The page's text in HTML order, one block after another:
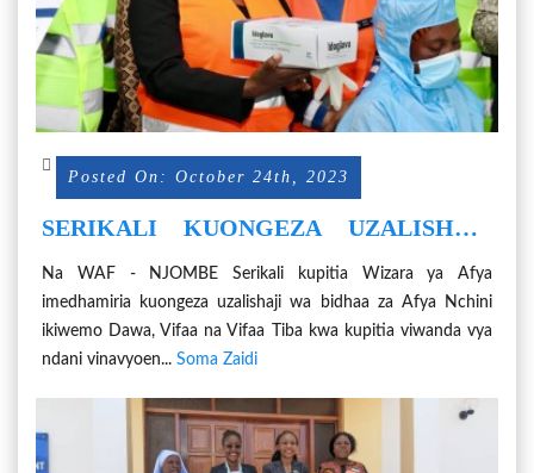
Posted On: October 24th, 2023
SERIKALI KUONGEZA UZALISHAJI
Na WAF - NJOMBE Serikali kupitia Wizara ya Afya
imedhamiria kuongeza uzalishaji wa bidhaa za Afya Nchini
ikiwemo Dawa, Vifaa na Vifaa Tiba kwa kupitia viwanda vya
ndani vinavyoen... Soma Zaidi